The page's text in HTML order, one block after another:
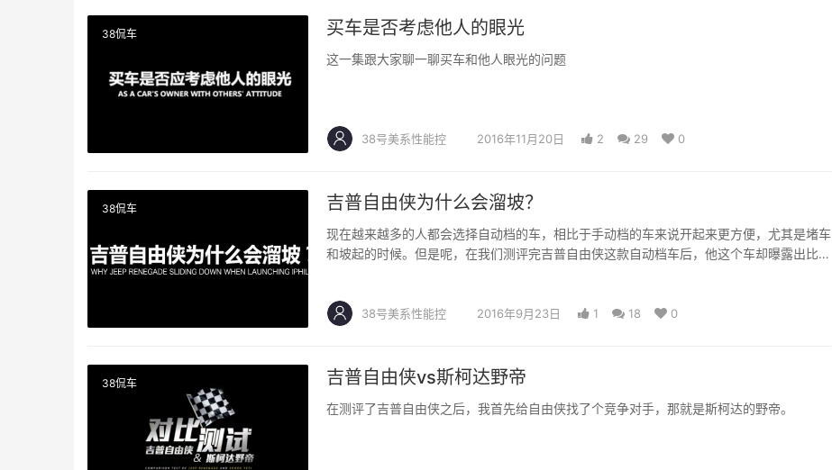
38侃车 买车是否考虑他人的眼光
这一集跟大家聊一聊买车和他人眼光的问题
38号美系性能控 2016年11月20日 2 29 0
38侃车 吉普自由侠为什么会溜坡？
现在越来越多的人都会选择自动档的车，相比于手动档的车来说开起来更方便，尤其是堵车
和坡起的时候。但是呢，在我们测评完吉普自由侠这款自动档车后，他这个车却曝露出比较
38号美系性能控 2016年9月23日 1 18 0
38侃车 吉普自由侠vs斯柯达野帝
在测评了吉普自由侠之后，我首先给自由侠找了个竞争对手，那就是斯柯达的野帝。